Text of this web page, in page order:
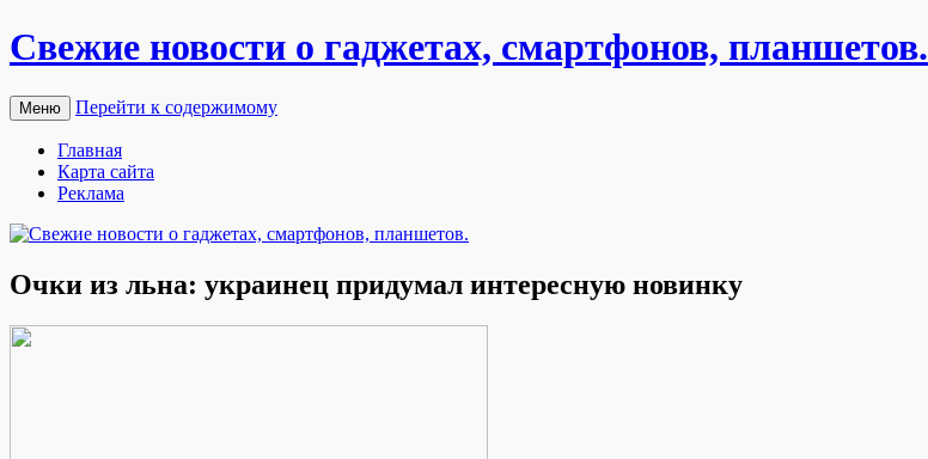
Свежие новости о гаджетах, смартфонов, планшетов.
Меню Перейти к содержимому
Главная
Карта сайта
Реклама
Очки из льна: украинец придумал интересную новинку